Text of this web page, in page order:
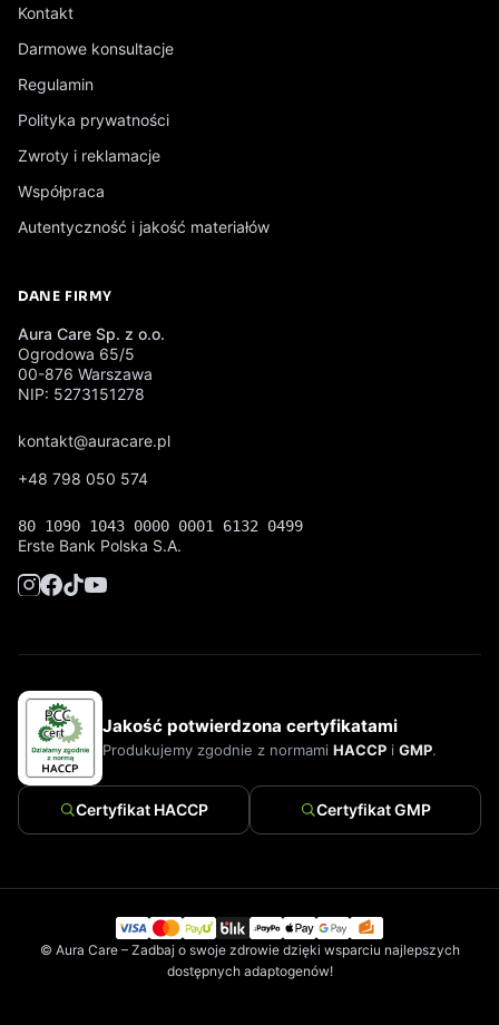
Kontakt
Darmowe konsultacje
Regulamin
Polityka prywatności
Zwroty i reklamacje
Współpraca
Autentyczność i jakość materiałów
DANE FIRMY
Aura Care Sp. z o.o.
Ogrodowa 65/5
00-876 Warszawa
NIP: 5273151278
kontakt@auracare.pl
+48 798 050 574
80 1090 1043 0000 0001 6132 0499
Erste Bank Polska S.A.
Jakość potwierdzona certyfikatami
Produkujemy zgodnie z normami HACCP i GMP.
Certyfikat HACCP Certyfikat GMP
© Aura Care – Zadbaj o swoje zdrowie dzięki wsparciu najlepszych
dostępnych adaptogenów!